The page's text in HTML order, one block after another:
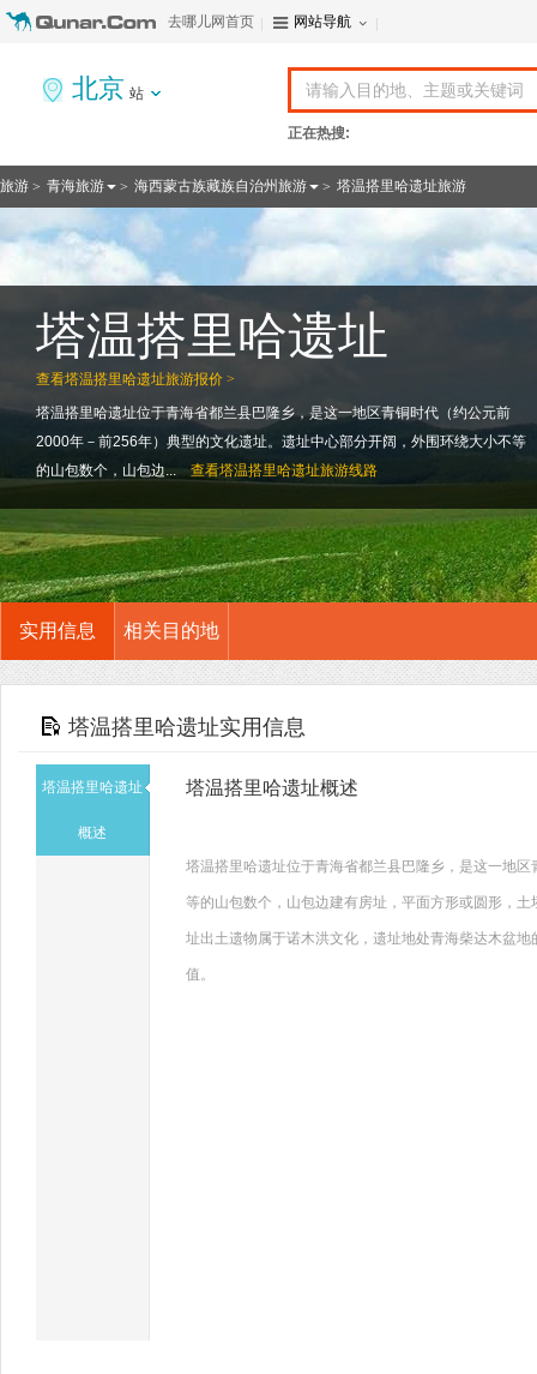
去哪儿网首页 网站导航
北京 站
正在热搜:
旅游 > 青海旅游 > 海西蒙古族藏族自治州旅游 > 塔温搭里哈遗址旅游
查看塔温搭里哈遗址旅游报价 >
塔温搭里哈遗址
塔温搭里哈遗址位于青海省都兰县巴隆乡，是这一地区青铜时代（约公元前
2000年－前256年）典型的文化遗址。遗址中心部分开阔，外围环绕大小不等
的山包数个，山包边...
查看塔温搭里哈遗址旅游线路
实用信息 相关目的地
塔温搭里哈遗址实用信息
塔温搭里哈遗址
概述
塔温搭里哈遗址概述
塔温搭里哈遗址位于青海省都兰县巴隆乡，是这一地
等的山包数个，山包边建有房址，平面方形或圆形，
址出土遗物属于诺木洪文化，遗址地处青海柴达木盆
值。